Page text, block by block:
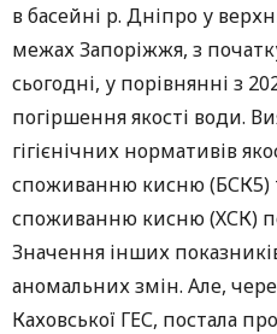
в басейні р. Дніпро у
межах Запоріжжя, з
сьогодні, у порівнянні з
погіршення якості води.
гігієнічних нормативів
споживанню кисню (БСК5)
споживанню кисню (ХСК)
Значення інших
аномальних змін. Але,
Каховської ГЕС, постала